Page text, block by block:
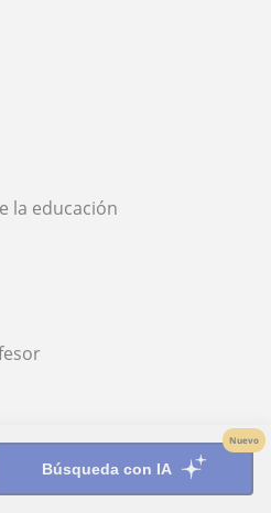
Búsqueda con IA
Nuevo
la educación